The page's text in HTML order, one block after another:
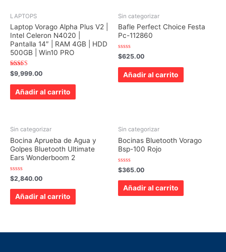
LAPTOPS
Laptop Vorago Alpha Plus V2 |
Intel Celeron N4020 |
Pantalla 14″ | RAM 4GB | HDD
500GB | Win10 PRO
Valorado con
5.00
de 5
$9,999.00
Añadir al carrito
Sin categorizar
Bafle Perfect Choice Festa
Pc-112860
Valorado
con
0
$625.00
Añadir al carrito
Sin categorizar
Bocina Aprueba de Agua y
Golpes Bluetooth Ultimate
Ears Wonderboom 2
Valorado
con
0
$2,840.00
Añadir al carrito
Sin categorizar
Bocinas Bluetooth Vorago
Bsp-100 Rojo
Valorado
con
0
$365.00
Añadir al carrito